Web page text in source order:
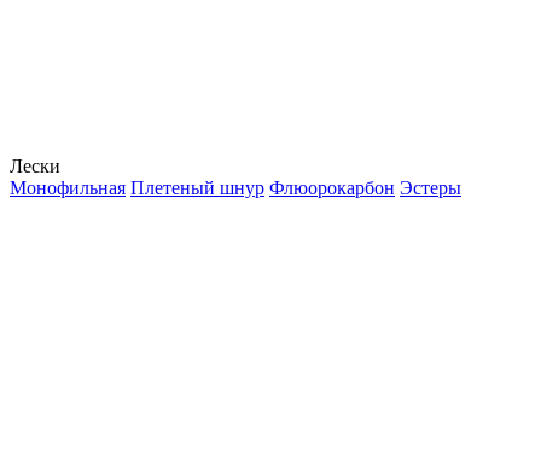
Лески
Монофильная Плетеный шнур Флюорокарбон Эстеры